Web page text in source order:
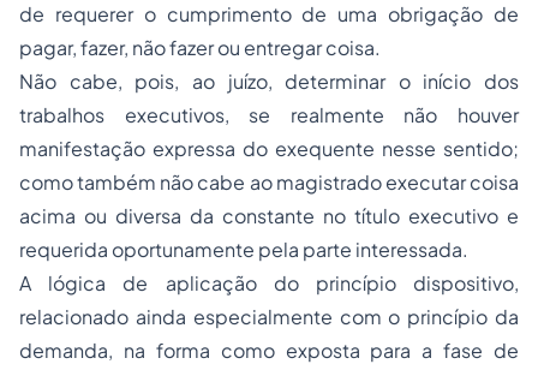
de requerer o cumprimento de uma obrigação de
pagar, fazer, não fazer ou entregar coisa.
Não cabe, pois, ao juízo, determinar o início dos
trabalhos executivos, se realmente não houver
manifestação expressa do exequente nesse sentido;
como também não cabe ao magistrado executar coisa
acima ou diversa da constante no título executivo e
requerida oportunamente pela parte interessada.
A lógica de aplicação do princípio dispositivo,
relacionado ainda especialmente com o princípio da
demanda, na forma como exposta para a fase de